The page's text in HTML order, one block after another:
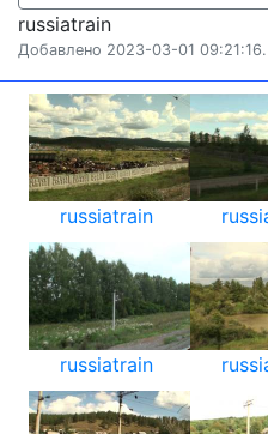
russiatrain
Добавлено 2023-03-01 09:21:16.
russiatrain
russiatrain